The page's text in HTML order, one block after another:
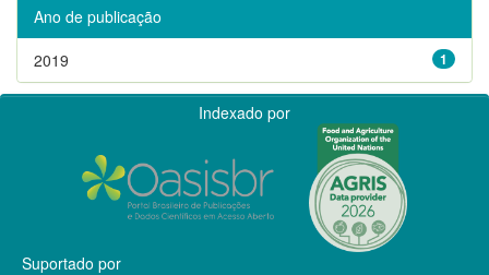
Ano de publicação
1
2019
Indexado por
Suportado por